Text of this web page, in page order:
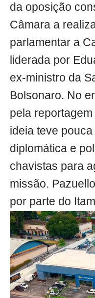
da oposição
Câmara a
parlamentar a
liderada por
ex-ministro da
Bolsonaro. No
pela
ideia teve
diplomática e
chavistas para
missão.
por parte do